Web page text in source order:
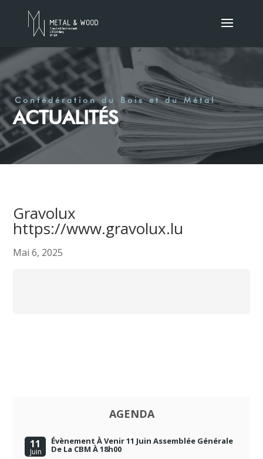
Confédération du Bois et du Métal
ACTUALITÉS
Gravolux
https://www.gravolux.lu
Mai 6, 2025
AGENDA
11
Juin
Évènement À Venir 11 Juin Assemblée Générale
De La CBM À 18h00